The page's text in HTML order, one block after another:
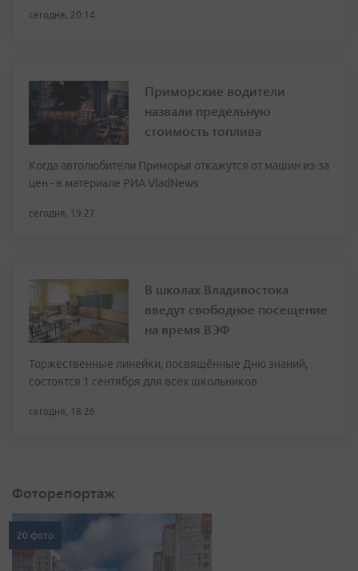
сегодня, 20:14
Приморские водители
назвали предельную
стоимость топлива
Когда автолюбители Приморья откажутся от машин из-за
цен - в материале РИА VladNews
сегодня, 19:27
В школах Владивостока
введут свободное посещение
на время ВЭФ
Торжественные линейки, посвящённые Дню знаний,
состоятся 1 сентября для всех школьников
сегодня, 18:26
Фоторепортаж
20 фото